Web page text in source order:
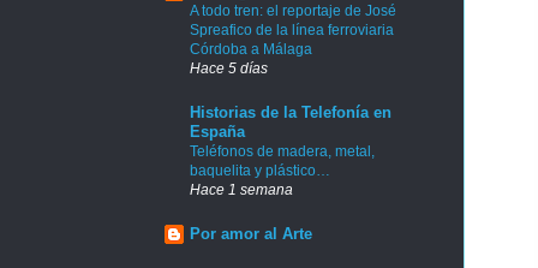
A todo tren: el reportaje de José
Spreafico de la línea ferroviaria
Córdoba a Málaga
Hace 5 días
Historias de la Telefonía en
España
Teléfonos de madera, metal,
baquelita y plástico…
Hace 1 semana
Por amor al Arte